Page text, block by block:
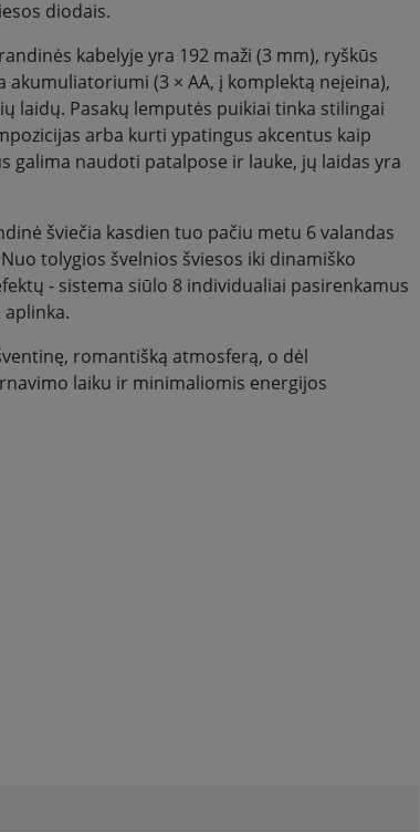
diodais.
kabelyje yra 192 maži (3 mm), ryškūs
(3 × AA, į komplektą neįeina),
laidų. Pasakų lemputės puikiai tinka stilingai
arba kurti ypatingus akcentus kaip
galima naudoti patalpose ir lauke, jų laidas yra
šviečia kasdien tuo pačiu metu 6 valandas
tolygios švelnios šviesos iki dinamiško
- sistema siūlo 8 individualiai pasirenkamus
romantišką atmosferą, o dėl
laiku ir minimaliomis energijos